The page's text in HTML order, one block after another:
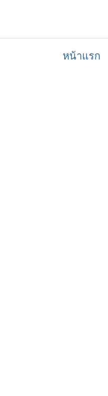
หน้าแรก